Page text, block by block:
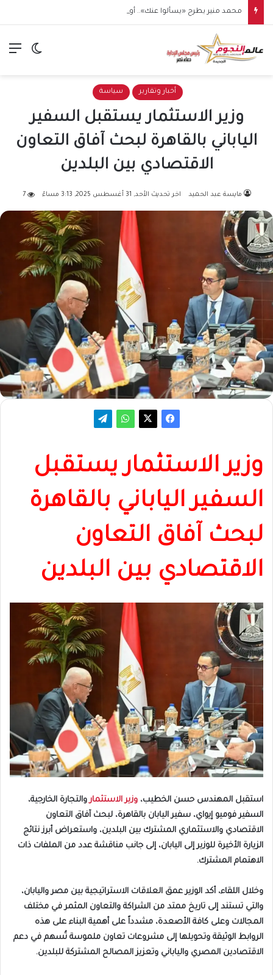
محمد منير يطرح «يسألوا عنك».. أولى مفاجآت صيف 2026
الوضع
أخبار وتقارير سياسة
وزير الاستثمار يستقبل السفير
الياباني بالقاهرة لبحث آفاق التعاون
الاقتصادي بين البلدين
مايسة عبد الحميد اخر تحديث الأحد, 31 أغسطس 2025, 3:13 مساءً 7
وزير الاستثمار يستقبل
السفير الياباني بالقاهرة
لبحث آفاق التعاون
الاقتصادي بين البلدين
استقبل المهندس حسن الخطيب، وزير الاستثماروالتجارة الخارجية،
السفير فوميو إيواي، سفير اليابان بالقاهرة، لبحث آفاق التعاون
الاقتصادي والاستثماري المشترك بين البلدين، واستعراض أبرز نتائج
الزيارة الأخيرة للوزير إلى اليابان، إلى جانب مناقشة عدد من الملفات ذات
الاهتمام المشترك.
وخلال اللقاء، أكد الوزير عمق العلاقات الاستراتيجية بين مصر واليابان،
والتي تستند إلى تاريخ ممتد من الشراكة والتعاون المثمر في مختلف
المجالات وعلى كافة الأصعدة، مشدداً على أهمية البناء على هذه
الروابط الوثيقة وتحويلها إلى مشروعات تعاون ملموسة تُسهم في دعم
الاقتصادين المصري والياباني وتعزيز المصالح المشتركة للبلدين.